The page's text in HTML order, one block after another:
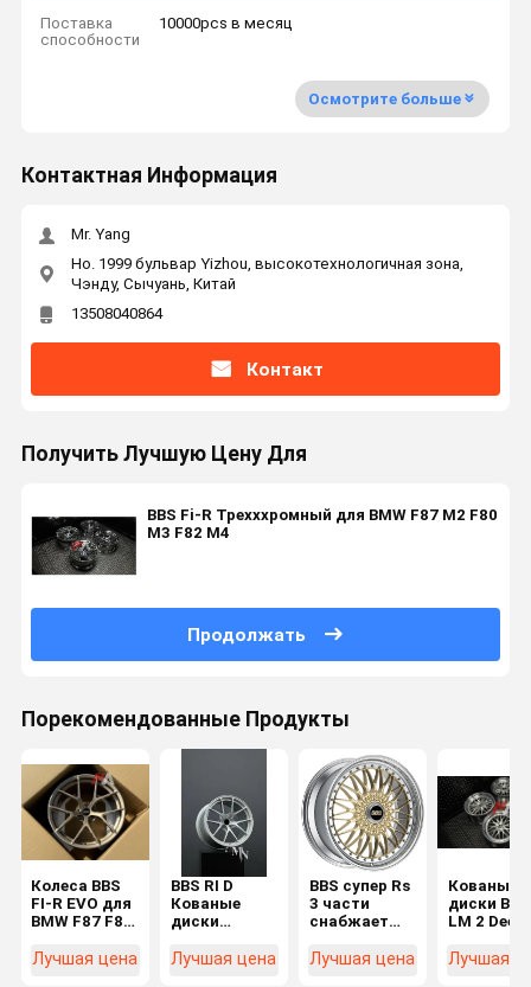
Поставка
способности
10000pcs в месяц
Осмотрите больше
Контактная Информация
Mr. Yang
Но. 1999 бульвар Yizhou, высокотехнологичная зона,
Чэнду, Сычуань, Китай
13508040864
Контакт
Получить Лучшую Цену Для
BBS Fi-R Трехххромный для BMW F87 M2 F80
M3 F82 M4
Продолжать
Порекомендованные Продукты
Колеса BBS
FI-R EVO для
BMW F87 F82
M4
Лучшая цена
BBS RI D
Кованые
диски
Silver
Лучшая цена
BBS супер Rs
3 части
снабжает
филигранные
Лучшая цена
Кованые
диски BBS
LM 2 Deep
BMW E92
Лучшая